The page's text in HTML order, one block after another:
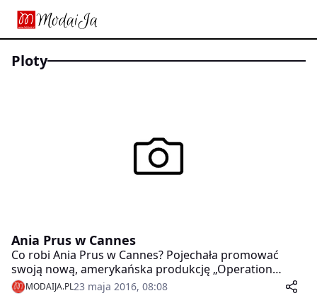
ploty
Ania Prus w Cannes
Co robi Ania Prus w Cannes? Pojechała promować
swoją nową, amerykańska produkcję „Operation
Redemption”.
MODAIJA.PL23 maja 2016, 08:08